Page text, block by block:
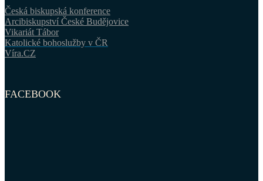
Česká biskupská konference
Arcibiskupství České Budějovice
Vikariát Tábor
Katolické bohoslužby v ČR
Víra.CZ
FACEBOOK